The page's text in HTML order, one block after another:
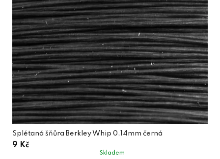
Splétaná šňůra Berkley Whip 0,14mm černá
9 Kč
Skladem